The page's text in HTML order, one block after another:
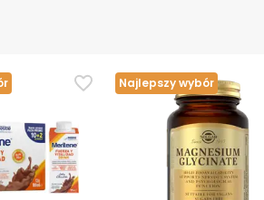
sprawdzenia aktualizacji. W
W razie jakichkolwiek pytań
Najlepszy wybór